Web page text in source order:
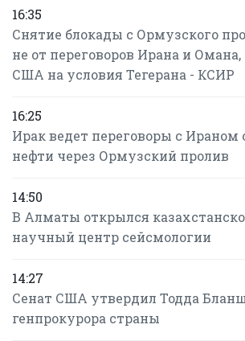
16:35
Снятие блокады с Ормузского
не от переговоров Ирана и Омана,
США на условия Тегерана - КСИР
16:25
Ирак ведет переговоры с Ираном
нефти через Ормузский пролив
14:50
В Алматы открылся
научный центр сейсмологии
14:27
Сенат США утвердил Тодда
генпрокурора страны